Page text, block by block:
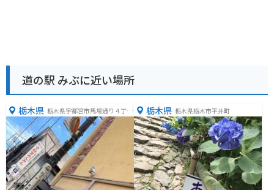
道の駅 みぶに近い場所
栃木県 栃木県宇都宮市馬場通り４丁目
２
栃木県 栃木県栃木市平井町